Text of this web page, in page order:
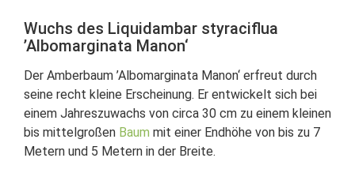
Wuchs des Liquidambar styraciflua
’Albomarginata Manon‘
Der Amberbaum ’Albomarginata Manon‘ erfreut durch
seine recht kleine Erscheinung. Er entwickelt sich bei
einem Jahreszuwachs von circa 30 cm zu einem kleinen
bis mittelgroßen Baum mit einer Endhöhe von bis zu 7
Metern und 5 Metern in der Breite.